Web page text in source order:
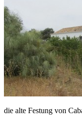
die alte Festung von